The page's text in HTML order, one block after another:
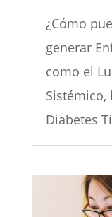
¿Cómo
generar
como el
Sistémico,
Diabetes